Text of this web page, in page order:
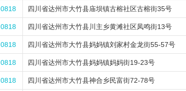
0818 四川省达州市大竹县庙坝镇古榕社区古榕街35号
0818 四川省达州市大竹县川主乡黄滩社区凤鸣街13号
0818 四川省达州市大竹县妈妈镇刘家村金龙街55-57号
0818 四川省达州市大竹县妈妈镇妈妈街19-23号
0818 四川省达州市大竹县神合乡民富街72-78号